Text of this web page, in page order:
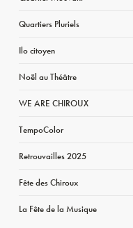
Quartiers Pluriels
Ilo citoyen
Noël au Théâtre
WE ARE CHIROUX
TempoColor
Retrouvailles 2025
Fête des Chiroux
La Fête de la Musique